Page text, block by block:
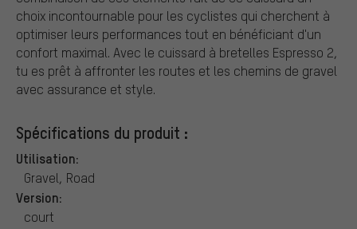
choix incontournable pour les cyclistes qui cherchent à
optimiser leurs performances tout en bénéficiant d'un
confort maximal. Avec le cuissard à bretelles Espresso 2,
tu es prêt à affronter les routes et les chemins de gravel
avec assurance et style.
Spécifications du produit :
Utilisation:
Gravel, Road
Version:
court